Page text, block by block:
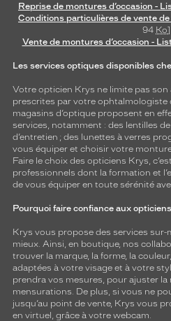
Reprise de montures d’occasion -
Conditions particulières de vente de
94 Ko]
Vente de montures d’occasion -
Les services optiques disponibles
Votre opticien Krys ne limite pas son
prescrites par votre ophtalmologiste
magasins d’optique proposent en
services, notamment : des lentilles
d’entretien ; des lunettes à verres
vous équiper et choisir votre
Faire le choix des opticiens Krys,
professionnels dont la formation et
de vous équiper en toute sérénité
Pourquoi faire confiance aux
Krys vous propose des services sur-
mieux. Ainsi, en boutique, nos
trouver la marque, la forme, la
adaptées à votre visage et à votre
prendra vos mesures, pour ajuster
mensurations. De plus, si vous ne
jusqu’au point de vente, Krys vous
en virtuel, grâce à votre webcam.